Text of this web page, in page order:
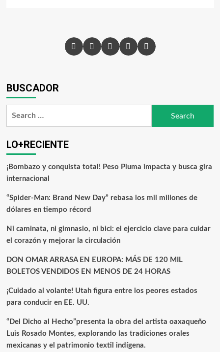
BUSCADOR
LO+RECIENTE
¡Bombazo y conquista total! Peso Pluma impacta y busca gira
internacional
“Spider-Man: Brand New Day” rebasa los mil millones de
dólares en tiempo récord
Ni caminata, ni gimnasio, ni bici: el ejercicio clave para cuidar
el corazón y mejorar la circulación
DON OMAR ARRASA EN EUROPA: MÁS DE 120 MIL
BOLETOS VENDIDOS EN MENOS DE 24 HORAS
¡Cuidado al volante! Utah figura entre los peores estados
para conducir en EE. UU.
“Del Dicho al Hecho”presenta la obra del artista oaxaqueño
Luis Rosado Montes, explorando las tradiciones orales
mexicanas y el patrimonio textil indígena.